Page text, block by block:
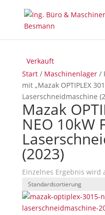
Start/ Maschinenlager/
mit „Mazak OPTIPLEX
Laserschneidmaschine
Mazak
NEO 10kW
(2023)
Einzelnes Ergebnis wird
Verkauft